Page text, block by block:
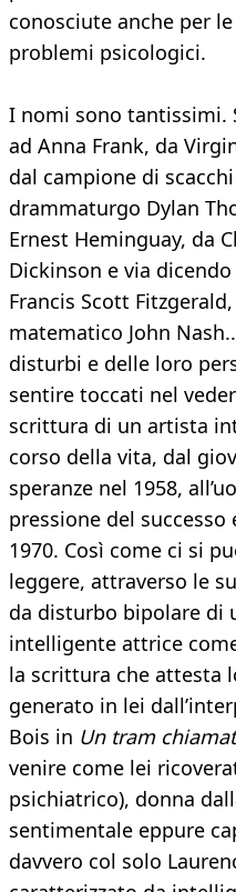
conosciute anche per
problemi psicologici.
I nomi sono tantissimi.
ad Anna Frank, da
dal campione di
drammaturgo Dylan
Ernest Heminguay, da
Dickinson e via
Francis Scott
matematico John
disturbi e delle loro
sentire toccati nel
scrittura di un artista
corso della vita, dal
speranze nel 1958,
pressione del
1970. Così come ci si
leggere, attraverso le
da disturbo bipolare di
intelligente attrice
la scrittura che attesta
generato in lei
Bois in Un tram
venire come lei
psichiatrico), donna
sentimentale eppure
davvero col solo